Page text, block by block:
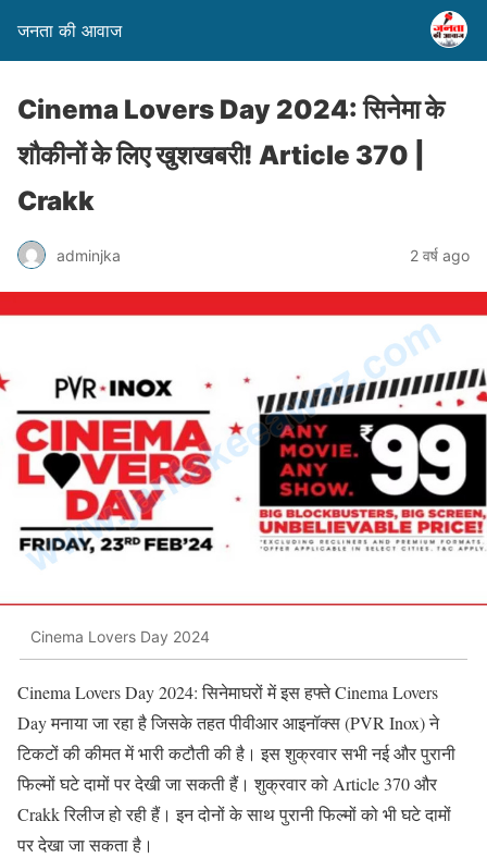
जनता की आवाज
Cinema Lovers Day 2024: सिनेमा के
शौकीनों के लिए खुशखबरी! Article 370 |
Crakk
adminjka 2 वर्ष ago
Cinema Lovers Day 2024
Cinema Lovers Day 2024: सिनेमाघरों में इस हफ्ते Cinema Lovers
Day मनाया जा रहा है जिसके तहत पीवीआर आइनॉक्स (PVR Inox) ने
टिकटों की कीमत में भारी कटौती की है। इस शुक्रवार सभी नई और पुरानी
फिल्मों घटे दामों पर देखी जा सकती हैं। शुक्रवार को Article 370 और
Crakk रिलीज हो रही हैं। इन दोनों के साथ पुरानी फिल्मों को भी घटे दामों
पर देखा जा सकता है।